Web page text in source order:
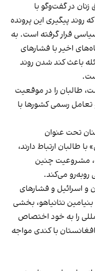
در گفت‌وگو با
روند پیگیری این پرونده
قرار گرفته است. به
اخیر با فشارهای
باعث کند شدن روند
طالبان را در موقعیت
رسمی کشورها با
تحت عنوان
طالبان ارتباط دارند،
مشروعیت چنین
می‌کند.
اسرائیل و فشارهای
نتانیاهو، بخشی
را به خود اختصاص
با کندی مواجه